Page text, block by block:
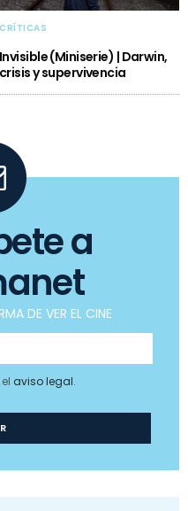
CRÍTICAS
Invisible (Miniserie) | Darwin,
crisis y supervivencia
a
DE VER EL CINE
aviso legal.